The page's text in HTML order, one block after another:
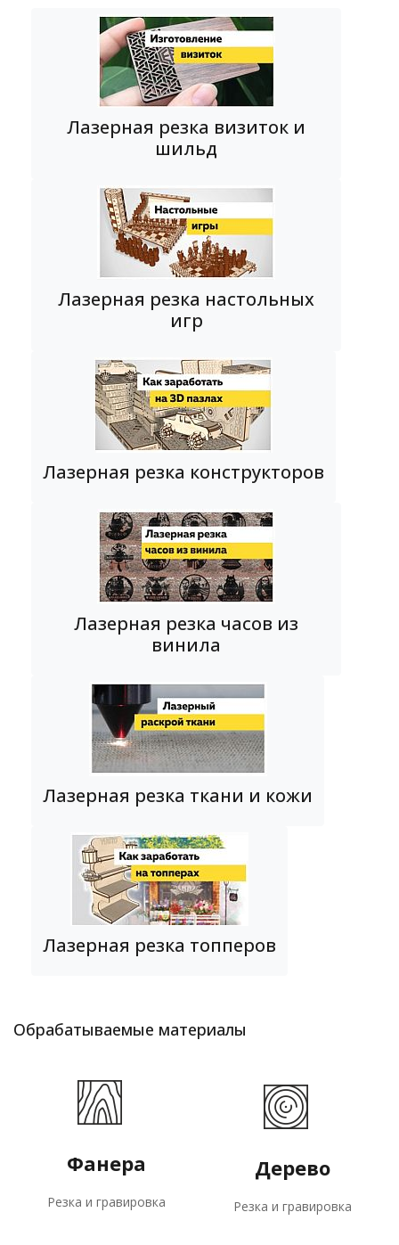
Лазерная резка визиток и
шильд
Лазерная резка настольных
игр
Лазерная резка конструкторов
Лазерная резка часов из
винила
Лазерная резка ткани и кожи
Лазерная резка топперов
Обрабатываемые материалы
Фанера
Резка и гравировка
Дерево
Резка и гравировка